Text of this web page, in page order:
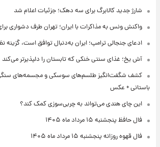
شارژ جدید کالابرگ برای سه دهک؛ جزئیات اعلام شد
واکنش ونس به مذاکرات با ایران؛ تهران طرف دشواری
ادعای جنجالی ترامپ؛ ایران به‌دنبال توافق است، گزینه
آش یخ؛ غذای سنتی خنکی که تابستان را دلپذیرتر می‌کند
کشف شگفت‌انگیز طلسم‌های سوسکی و مجسمه‌های
باستانی + عکس
این چای هندی می‌تواند به چربی‌سوزی کمک کند؟
فال حافظ پنجشنبه ۱۵ مرداد ماه ۱۴۰۵
فال قهوه روزانه پنجشنبه ۱۵ مرداد ماه ۱۴۰۵